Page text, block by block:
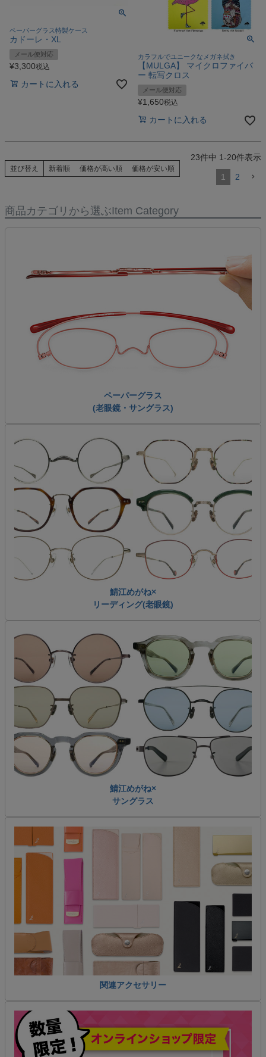
ペーパーグラス特製ケース
カドーレ・XL
メール便対応
¥3,300税込
カートに入れる
カラフルでユニークなメガネ拭き
【MULGA】 マイクロファイバ
ー 転写クロス
メール便対応
¥1,650税込
カートに入れる
並び替え 新着順 価格が高い順 価格が安い順
23件中 1-20件表示
1 2
商品カテゴリから選ぶItem Category
ペーパーグラス
(老眼鏡・サングラス)
鯖江めがね×
リーディング(老眼鏡)
鯖江めがね×
サングラス
関連アクセサリー